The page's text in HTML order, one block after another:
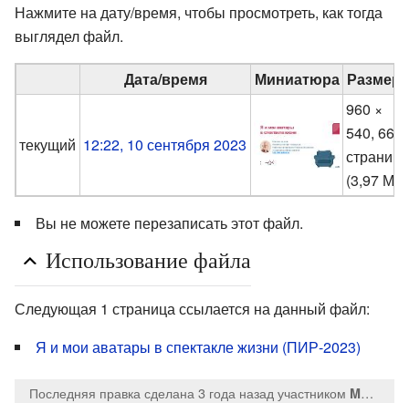
Нажмите на дату/время, чтобы просмотреть, как тогда
выглядел файл.
Дата/время Миниатюра
текущий 12:22, 10 сентября 2023
960 ×
540, 66
страниц
(3,97 МБ)
Вы не можете перезаписать этот файл.
Использование файла
Следующая 1 страница ссылается на данный файл:
Я и мои аватары в спектакле жизни (ПИР-2023)
Последняя правка сделана 3 года назад участником MaksTsepkov